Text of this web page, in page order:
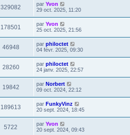
329082 par Yvon
29 oct. 2025, 11:20
178501 par Yvon
25 oct. 2025, 21:56
46948 par philoctet
04 févr. 2025, 09:30
28260 par philoctet
24 janv. 2025, 22:57
19842 par Norbert
09 oct. 2024, 22:12
189613 par FunkyVinz
20 sept. 2024, 18:45
5722 par Yvon
20 sept. 2024, 09:43